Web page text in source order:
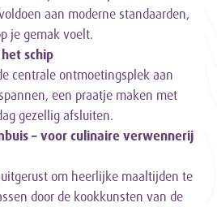
aan moderne standaarden,
je gemak voelt.
schip
centrale ontmoetingsplek aan
een praatje maken met
gezellig afsluiten.
– voor culinaire verwennerij
om heerlijke maaltijden te
door de kookkunsten van de